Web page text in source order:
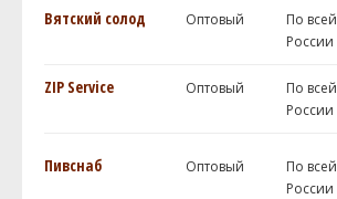
Вятский солод Оптовый
По всей
России
ZIP Service Оптовый
По всей
России
Пивснаб Оптовый
По всей
России